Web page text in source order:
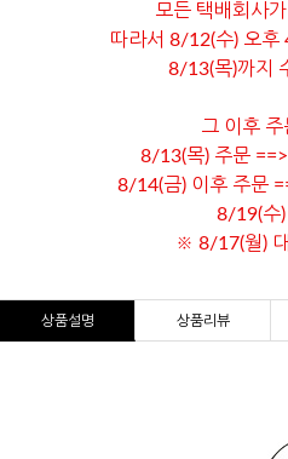
모든 택배회사
따라서 8/12(수) 오후
8/13(목)까지
그 이후 주
8/13(목) 주문
8/14(금) 이후 주문
8/19(수)
※ 8/17(월)
상품설명 상품리뷰